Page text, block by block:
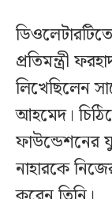
প্রতিমন্ত্রী
লিখেছিলেন
আহমেদ।
ফাউন্ডেশনের
নাহারকে